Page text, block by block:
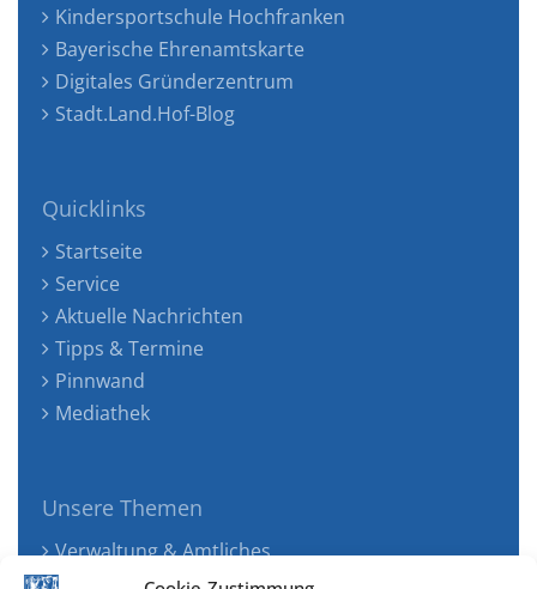
Kindersportschule Hochfranken
Bayerische Ehrenamtskarte
Digitales Gründerzentrum
Stadt.Land.Hof-Blog
Quicklinks
Startseite
Service
Aktuelle Nachrichten
Tipps & Termine
Pinnwand
Mediathek
Unsere Themen
Verwaltung & Amtliches
Jugend, Familie & Gesundheit